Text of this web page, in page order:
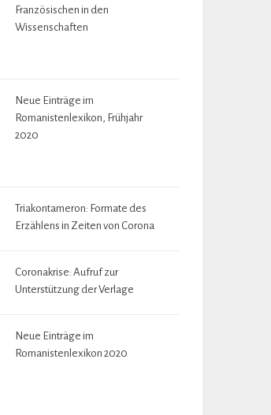
Französischen in den
Wissenschaften
Neue Einträge im
Romanistenlexikon, Frühjahr
2020
Triakontameron: Formate des
Erzählens in Zeiten von Corona
Coronakrise: Aufruf zur
Unterstützung der Verlage
Neue Einträge im
Romanistenlexikon 2020